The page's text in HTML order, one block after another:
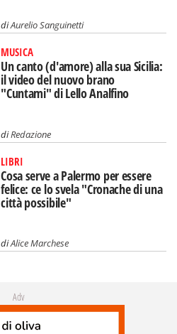
diAurelio Sanguinetti
MUSICA
Un canto (d'amore) alla sua Sicilia:
il video del nuovo brano
"Cuntami" di Lello Analfino
diRedazione
LIBRI
Cosa serve a Palermo per essere
felice: ce lo svela "Cronache di una
città possibile"
diAlice Marchese
Adv